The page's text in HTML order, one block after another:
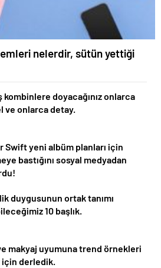
nelerdir, sütün yettiği
kombinlere doyacağınız onlarca
ve onlarca detay.
Swift yeni albüm planları için
bastığını sosyal medyadan
duygusunun ortak tanımı
10 başlık.
makyaj uyumuna trend örnekleri
için derledik.